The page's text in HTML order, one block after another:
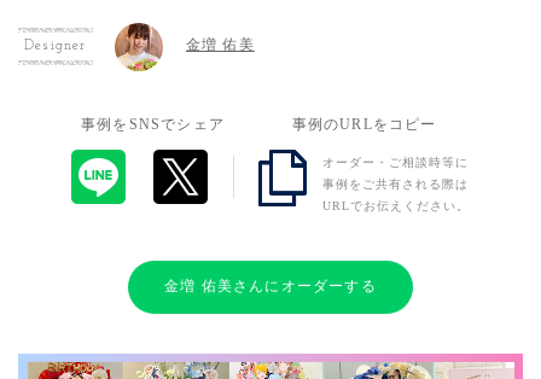
Designer 金増 佑美
事例をSNSでシェア 事例のURLをコピー
オーダー・ご相談時等に
事例をご共有される際は
URLでお伝えください。
金増 佑美さんにオーダーする